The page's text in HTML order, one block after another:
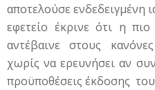
αποτελούσε ενδεδειγμένη
εφετείο έκρινε ότι η
αντέβαινε στους
χωρίς να ερευνήσει αν
προϋποθέσεις έκδοσης του